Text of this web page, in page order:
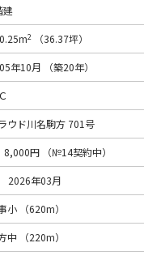
建
2 （36.37坪）
年10月 （築20年）
ウド川名駒方 701号
8,000円 （№14契約中）
2026年03月
小 （620m）
中 （220m）